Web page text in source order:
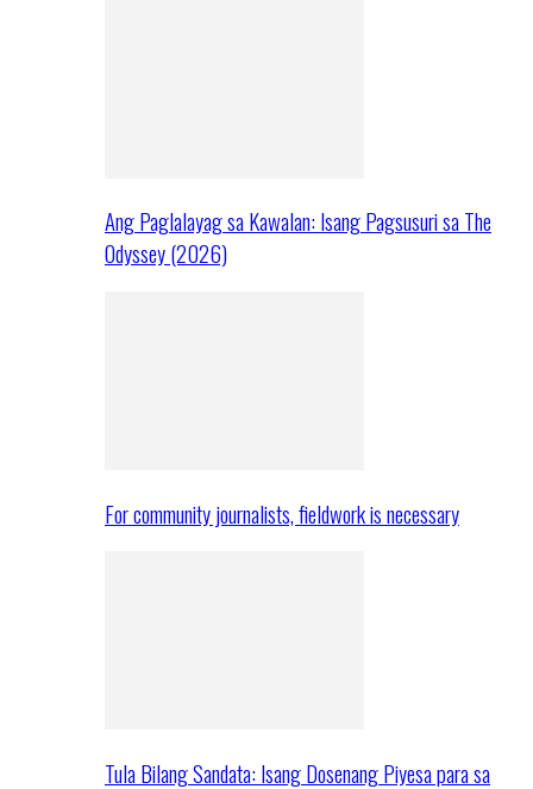
Ang Paglalayag sa Kawalan: Isang Pagsusuri sa The
Odyssey (2026)
For community journalists, fieldwork is necessary
Tula Bilang Sandata: Isang Dosenang Piyesa para sa